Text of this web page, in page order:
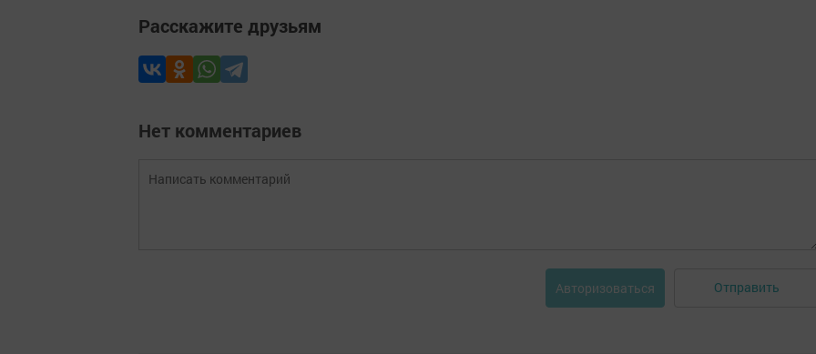
Расскажите друзьям
Нет комментариев
Авторизоваться Отправить